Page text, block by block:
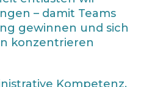
– damit Teams
gewinnen und sich
konzentrieren
Kompetenz,